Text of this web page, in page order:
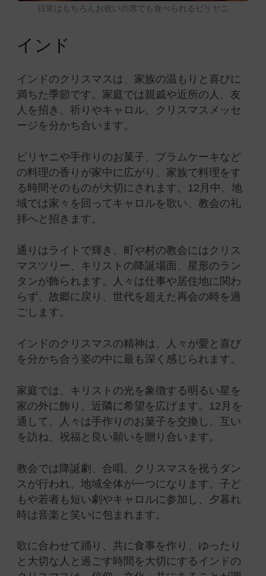
日常はもちろんお祝いの席でも食べられるビリヤニ
インド
インドのクリスマスは、家族の温もりと喜びに
満ちた季節です。家庭では親戚や近所の人、友
人を招き、祈りやキャロル、クリスマスメッセ
ージを分かち合います。
ビリヤニや手作りのお菓子、プラムケーキなど
の料理の香りが家中に広がり、家族で料理をす
る時間そのものが大切にされます。12月中、地
域では家々を回ってキャロルを歌い、教会の礼
拝へと招きます。
通りはライトで輝き、町や村の教会にはクリス
マスツリー、キリストの降誕場面、星形のラン
タンが飾られます。人々は仕事や居住地に関わ
らず、故郷に戻り、世代を超えた再会の時を過
ごします。
インドのクリスマスの精神は、人々が愛と喜び
を分かち合う姿の中に最も深く感じられます。
家庭では、キリストの光を象徴する明るい星を
家の外に飾り、近隣に希望を広げます。12月を
通して、人々は手作りのお菓子を交換し、互い
を訪ね、祝福と良い願いを贈り合います。
教会では降誕劇、合唱、クリスマスを祝うダン
スが行われ、地域全体が一つになります。子ど
もや若者も短い劇やキャロルに参加し、夕暮れ
時は音楽と笑いに包まれます。
歌に合わせて踊り、共に食事を作り、ゆったり
と大切な人と過ごす時間を大切にするインドの